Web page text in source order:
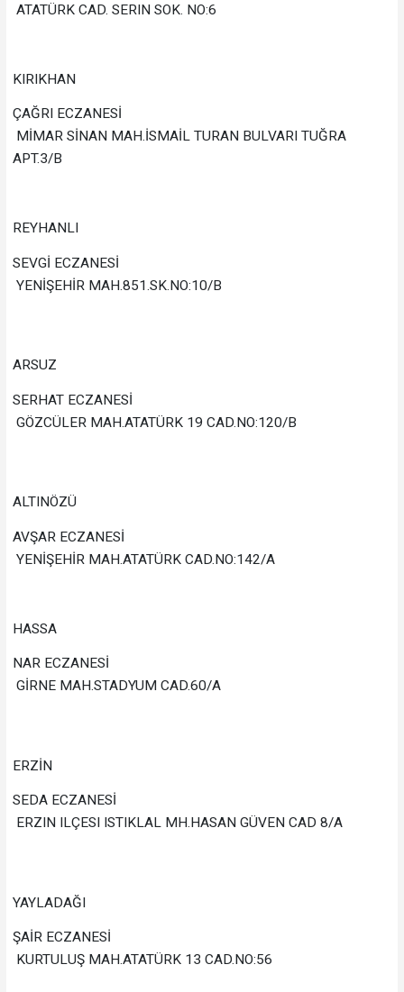
ATATÜRK CAD. SERIN SOK. NO:6
KIRIKHAN
ÇAĞRI ECZANESİ
MİMAR SİNAN MAH.İSMAİL TURAN BULVARI TUĞRA
APT.3/B
REYHANLI
SEVGİ ECZANESİ
YENİŞEHİR MAH.851.SK.NO:10/B
ARSUZ
SERHAT ECZANESİ
GÖZCÜLER MAH.ATATÜRK 19 CAD.NO:120/B
ALTINÖZÜ
AVŞAR ECZANESİ
YENİŞEHİR MAH.ATATÜRK CAD.NO:142/A
HASSA
NAR ECZANESİ
GİRNE MAH.STADYUM CAD.60/A
ERZİN
SEDA ECZANESİ
ERZIN ILÇESI ISTIKLAL MH.HASAN GÜVEN CAD 8/A
YAYLADAĞI
ŞAİR ECZANESİ
KURTULUŞ MAH.ATATÜRK 13 CAD.NO:56